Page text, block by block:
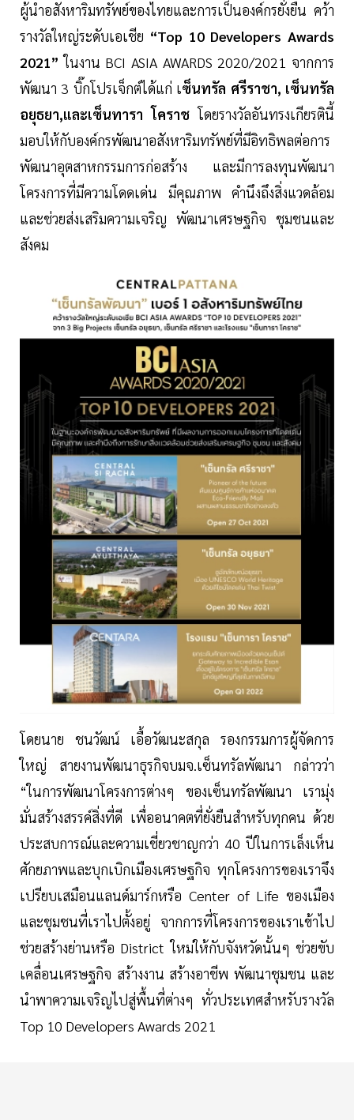
ผู้นำอสังหาริมทรัพย์ของไทยและการเป็นองค์กรยั่งยืน คว้า
รางวัลใหญ่ระดับเอเชีย “Top 10 Developers Awards
2021” ในงาน BCI ASIA AWARDS 2020/2021 จากการ
พัฒนา 3 บิ๊กโปรเจ็กต์ได้แก่ เซ็นทรัล ศรีราชา, เซ็นทรัล
อยุธยา,และเซ็นทารา โคราช โดยรางวัลอันทรงเกียรตินี้
มอบให้กับองค์กรพัฒนาอสังหาริมทรัพย์ที่มีอิทธิพลต่อการ
พัฒนาอุตสาหกรรมการก่อสร้าง และมีการลงทุนพัฒนา
โครงการที่มีความโดดเด่น มีคุณภาพ คำนึงถึงสิ่งแวดล้อม
และช่วยส่งเสริมความเจริญ พัฒนาเศรษฐกิจ ชุมชนและ
สังคม
โดยนาย ชนวัฒน์ เอื้อวัฒนะสกุล รองกรรมการผู้จัดการ
ใหญ่ สายงานพัฒนาธุรกิจบมจ.เซ็นทรัลพัฒนา กล่าวว่า
“ในการพัฒนาโครงการต่างๆ ของเซ็นทรัลพัฒนา เรามุ่ง
มั่นสร้างสรรค์สิ่งที่ดี เพื่ออนาคตที่ยั่งยืนสำหรับทุกคน ด้วย
ประสบการณ์และความเชี่ยวชาญกว่า 40 ปีในการเล็งเห็น
ศักยภาพและบุกเบิกเมืองเศรษฐกิจ ทุกโครงการของเราจึง
เปรียบเสมือนแลนด์มาร์กหรือ Center of Life ของเมือง
และชุมชนที่เราไปตั้งอยู่ จากการที่โครงการของเราเข้าไป
ช่วยสร้างย่านหรือ District ใหม่ให้กับจังหวัดนั้นๆ ช่วยขับ
เคลื่อนเศรษฐกิจ สร้างงาน สร้างอาชีพ พัฒนาชุมชน และ
นำพาความเจริญไปสู่พื้นที่ต่างๆ ทั่วประเทศสำหรับรางวัล
Top 10 Developers Awards 2021